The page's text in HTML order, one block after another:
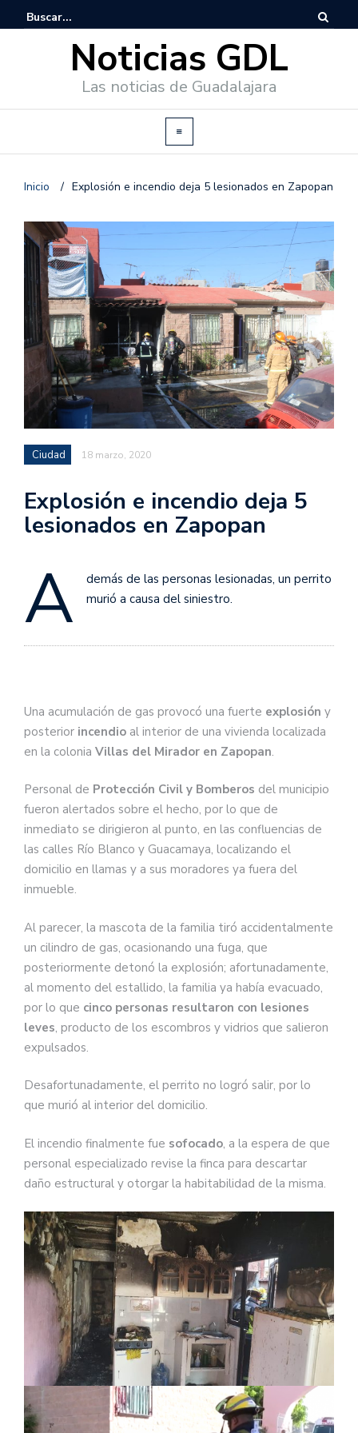
Noticias GDL
Las noticias de Guadalajara
Inicio / Explosión e incendio deja 5 lesionados en Zapopan
Ciudad 18 marzo, 2020
Explosión e incendio deja 5
lesionados en Zapopan
A
demás de las personas lesionadas, un perrito
murió a causa del siniestro.
Una acumulación de gas provocó una fuerte explosión y
posterior incendio al interior de una vivienda localizada
en la colonia Villas del Mirador en Zapopan.
Personal de Protección Civil y Bomberos del municipio
fueron alertados sobre el hecho, por lo que de
inmediato se dirigieron al punto, en las confluencias de
las calles Río Blanco y Guacamaya, localizando el
domicilio en llamas y a sus moradores ya fuera del
inmueble.
Al parecer, la mascota de la familia tiró accidentalmente
un cilindro de gas, ocasionando una fuga, que
posteriormente detonó la explosión; afortunadamente,
al momento del estallido, la familia ya había evacuado,
por lo que cinco personas resultaron con lesiones
leves, producto de los escombros y vidrios que salieron
expulsados.
Desafortunadamente, el perrito no logró salir, por lo
que murió al interior del domicilio.
El incendio finalmente fue sofocado, a la espera de que
personal especializado revise la finca para descartar
daño estructural y otorgar la habitabilidad de la misma.